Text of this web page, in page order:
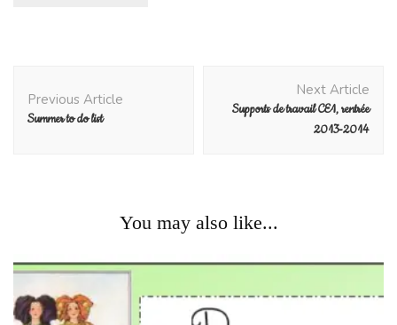
Navigation
Previous Article
Summer to do list
Next Article
Supports de travail CE1, rentrée
2013-2014
You may also like...